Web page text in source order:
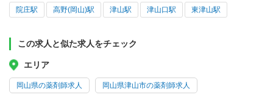
院庄駅 高野(岡山)駅 津山駅 津山口駅 東津山駅
この求人と似た求人をチェック
エリア
岡山県の薬剤師求人 岡山県津山市の薬剤師求人